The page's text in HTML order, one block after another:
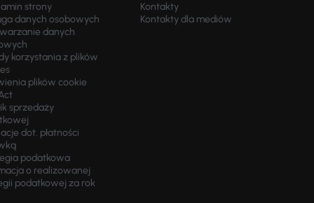
strony
danych osobowych
danych
korzystania z plików
plików cookie
sprzedaży
dot. płatności
podatkowa
o realizowanej
podatkowej za rok
Kontakty
Kontakty dla mediów